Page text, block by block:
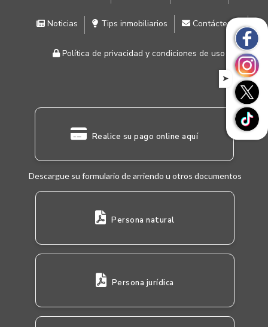
Noticias Tips inmobiliarios Contáctenos
Política de privacidad y condiciones de uso
Realice su pago online aquí
Descargue su formulario de arriendo u otros documentos
Persona natural
Persona jurídica
➤